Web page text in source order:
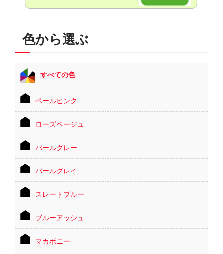
色から選ぶ
すべての色
ペールピンク
ローズベージュ
パールグレー
パールグレイ
スレートブルー
ブルーアッシュ
マカボニー